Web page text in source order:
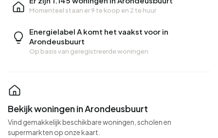
Momenteel staan er9 te koop en 2 te huur
Energielabel A komt het vaakst voor in
Arondeusbuurt
Op basis van geregistreerde woningen
Bekijk woningen in Arondeusbuurt
Vind gemakkelijk beschikbare woningen, scholen en
supermarkten op onze kaart.